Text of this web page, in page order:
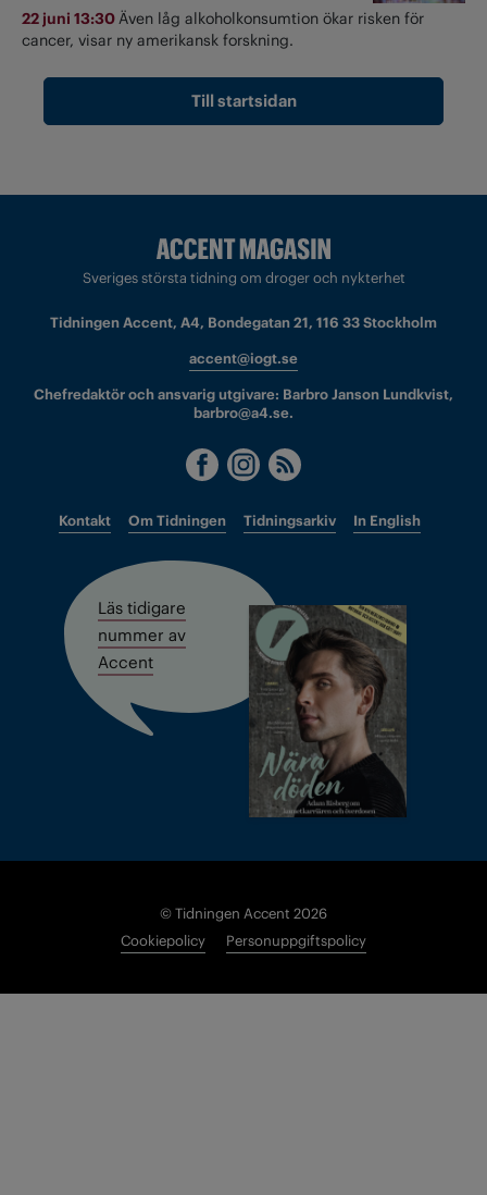
22 juni 13:30 Även låg alkoholkonsumtion ökar risken för
cancer, visar ny amerikansk forskning.
Till startsidan
Sveriges största tidning om droger och nykterhet
Tidningen Accent, A4, Bondegatan 21, 116 33 Stockholm
accent@iogt.se
Chefredaktör och ansvarig utgivare: Barbro Janson Lundkvist,
barbro@a4.se.
Kontakt Om Tidningen Tidningsarkiv In English
Läs tidigare
nummer av
Accent
© Tidningen Accent 2026
Cookiepolicy
Personuppgiftspolicy